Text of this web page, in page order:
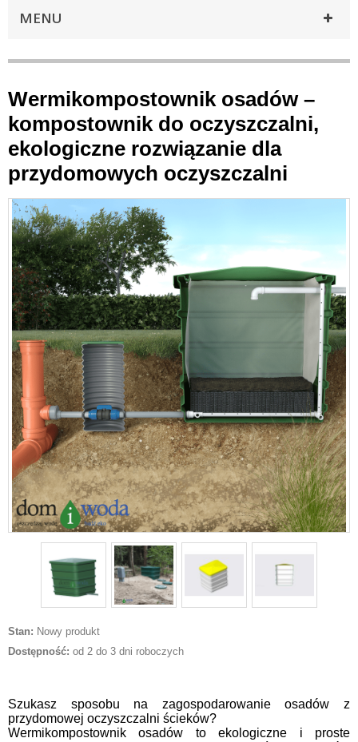
MENU
Wermikompostownik osadów –
kompostownik do oczyszczalni,
ekologiczne rozwiązanie dla
przydomowych oczyszczalni
Stan: Nowy produkt
Dostępność: od 2 do 3 dni roboczych
Szukasz sposobu na zagospodarowanie osadów z
przydomowej oczyszczalni ścieków?
Wermikompostownik osadów to ekologiczne i proste